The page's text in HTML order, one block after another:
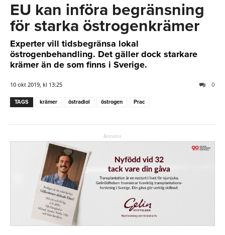
EU kan införa begränsning
för starka östrogenkrämer
Experter vill tidsbegränsa lokal
östrogenbehandling. Det gäller dock starkare
krämer än de som finns i Sverige.
10 okt 2019, kl 13:25 0
TAGS krämer östradiol östrogen Prac
Annons